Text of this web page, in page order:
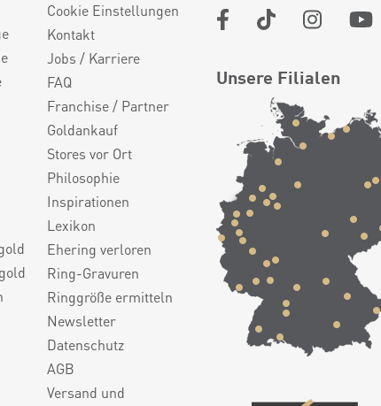
Cookie Einstellungen
Kontakt
Jobs / Karriere
FAQ
Franchise / Partner
Goldankauf
Stores vor Ort
Philosophie
Inspirationen
Lexikon
Ehering verloren
Ring-Gravuren
Ringgröße ermitteln
Newsletter
Datenschutz
AGB
Versand und
Unsere Filialen